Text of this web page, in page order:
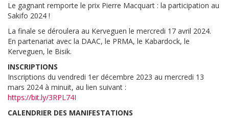
Le gagnant remporte le prix Pierre Macquart : la participation au
Sakifo 2024 !
La finale se déroulera au Kerveguen le mercredi 17 avril 2024.
En partenariat avec la DAAC, le PRMA, le Kabardock, le
Kerveguen, le Bisik.
INSCRIPTIONS
Inscriptions du vendredi 1er décembre 2023 au mercredi 13
mars 2024 à minuit, au lien suivant :
https://bit.ly/3RPL74I
CALENDRIER DES MANIFESTATIONS